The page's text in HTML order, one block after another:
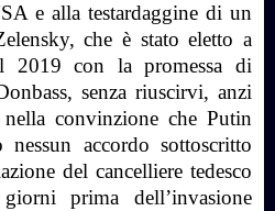
e alla testardaggine di un
che è stato eletto a
2019 con la promessa di
senza riuscirvi, anzi
convinzione che Putin
nessun accordo sottoscritto
del cancelliere tedesco
prima dell’invasione